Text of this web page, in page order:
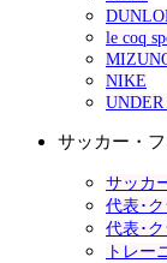
le coq
NIKE
UNDER
サッカー・
サッカ
代表･
代表･
トレー